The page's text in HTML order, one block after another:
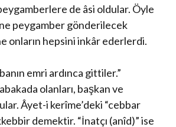
de âsi oldular. Öyle
peygamber gönderilecek
onların hepsini inkâr ederlerdi.
emri ardınca gittiler.”
olanları, başkan ve
Âyet-i kerîme’deki “cebbar
demektir. “İnatçı (anîd)” ise